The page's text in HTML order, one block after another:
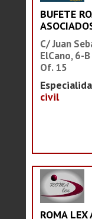
BUFETE
C/ Juan
ElCano, 6-
Of. 15
civil
ROMA LEX